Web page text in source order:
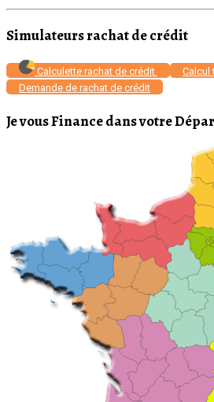
Simulateurs rachat de crédit
Calculette rachat de crédit
Calcul
Demande de rachat de crédit
Je vous Finance dans votre